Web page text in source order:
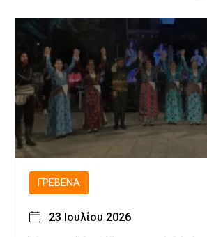
ΓΡΕΒΕΝΆ
23 Ιουλίου 2026